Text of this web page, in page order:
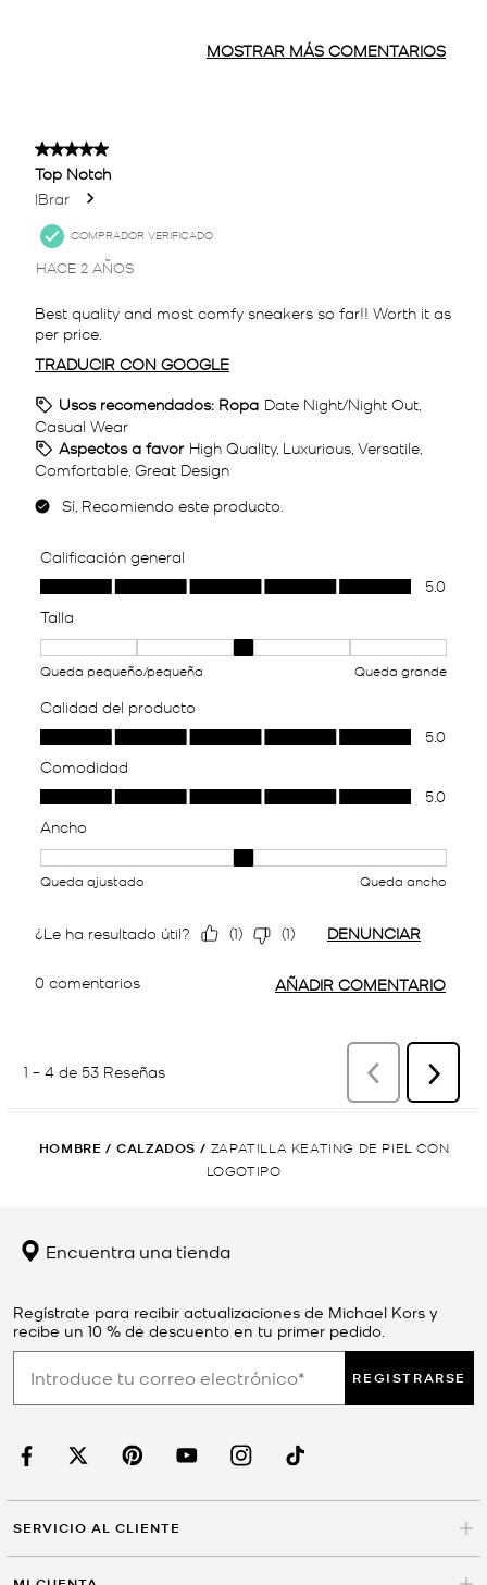
HOMBRE / CALZADOS / ZAPATILLA KEATING DE PIEL CON
LOGOTIPO
Encuentra una tienda
Regístrate para recibir actualizaciones de Michael Kors y
recibe un 10 % de descuento en tu primer pedido.
REGISTRARSE
SERVICIO AL CLIENTE